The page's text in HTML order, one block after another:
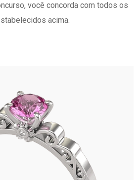
você concorda com todos os
acima.